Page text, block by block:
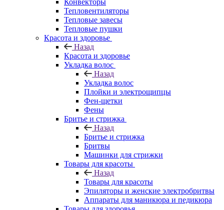
Конвекторы
Тепловентиляторы
Тепловые завесы
Тепловые пушки
Красота и здоровье
Назад
Красота и здоровье
Укладка волос
Назад
Укладка волос
Плойки и электрощипцы
Фен-щетки
Фены
Бритье и стрижка
Назад
Бритье и стрижка
Бритвы
Машинки для стрижки
Товары для красоты
Назад
Товары для красоты
Эпиляторы и женские электробритвы
Аппараты для маникюра и педикюра